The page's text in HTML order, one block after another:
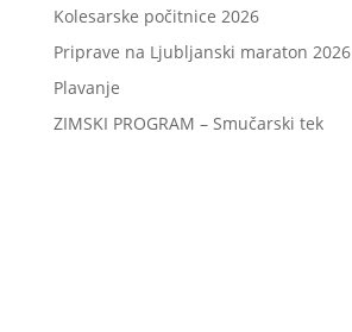
Kolesarske počitnice 2026
Priprave na Ljubljanski maraton 2026
Plavanje
ZIMSKI PROGRAM – Smučarski tek